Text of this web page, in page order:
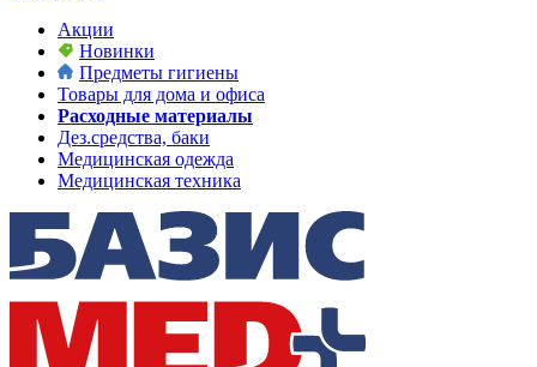
Акции
Новинки
Предметы гигиены
Товары для дома и офиса
Расходные материалы
Дез.средства, баки
Медицинская одежда
Медицинская техника